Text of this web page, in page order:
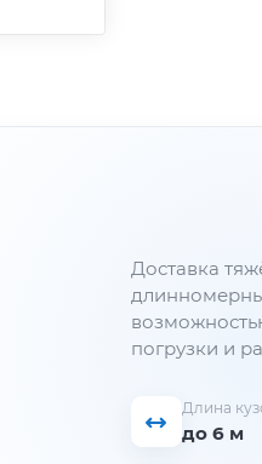
Доставка
погрузки и
Длина
до 6 м